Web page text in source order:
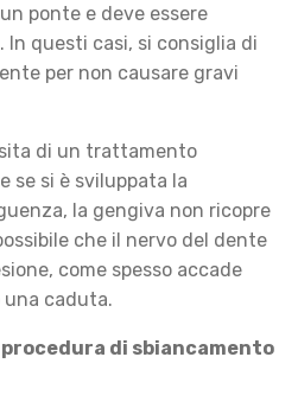
ponte e deve essere
In questi casi, si consiglia di
per non causare gravi
di un trattamento
se si è sviluppata la
la gengiva non ricopre
che il nervo del dente
come spesso accade
una caduta.
di sbiancamento